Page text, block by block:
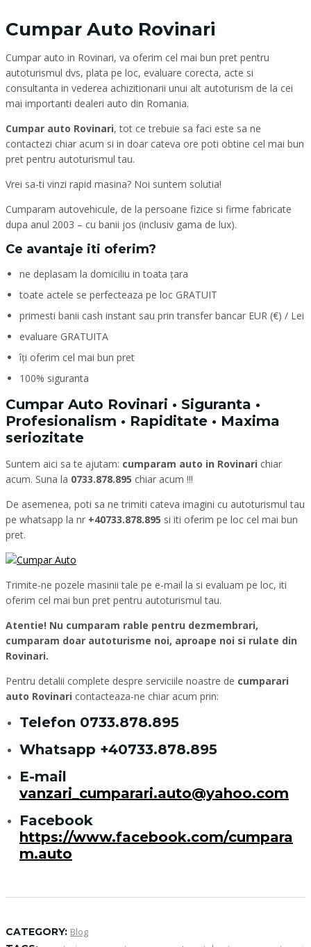
Cumpar Auto Rovinari
Cumpar auto in Rovinari, va oferim cel mai bun pret pentru
autoturismul dvs, plata pe loc, evaluare corecta, acte si
consultanta in vederea achizitionarii unui alt autoturism de la cei
mai importanti dealeri auto din Romania.
Cumpar auto Rovinari, tot ce trebuie sa faci este sa ne
contactezi chiar acum si in doar cateva ore poti obtine cel mai bun
pret pentru autoturismul tau.
Vrei sa-ti vinzi rapid masina? Noi suntem solutia!
Cumparam autovehicule, de la persoane fizice si firme fabricate
dupa anul 2003 – cu banii jos (inclusiv gama de lux).
Ce avantaje iti oferim?
ne deplasam la domiciliu in toata țara
toate actele se perfecteaza pe loc GRATUIT
primesti banii cash instant sau prin transfer bancar EUR (€) / Lei
evaluare GRATUITA
îți oferim cel mai bun pret
100% siguranta
Cumpar Auto Rovinari • Siguranta •
Profesionalism • Rapiditate • Maxima
seriozitate
Suntem aici sa te ajutam: cumparam auto in Rovinari chiar
acum. Suna la 0733.878.895 chiar acum !!!
De asemenea, poti sa ne trimiti cateva imagini cu autoturismul tau
pe whatsapp la nr +40733.878.895 si iti oferim pe loc cel mai bun
pret.
Trimite-ne pozele masinii tale pe e-mail la si evaluam pe loc, iti
oferim cel mai bun pret pentru autoturismul tau.
Atentie! Nu cumparam rable pentru dezmembrari,
cumparam doar autoturisme noi, aproape noi si rulate din
Rovinari.
Pentru detalii complete despre serviciile noastre de cumparari
auto Rovinari contacteaza-ne chiar acum prin:
Telefon 0733.878.895
Whatsapp +40733.878.895
E-mail
vanzari_cumparari.auto@yahoo.com
Facebook
https://www.facebook.com/cumpara
m.auto
CATEGORY: Blog